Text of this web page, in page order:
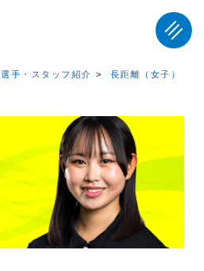
選手・スタッフ紹介
長距離（女子）